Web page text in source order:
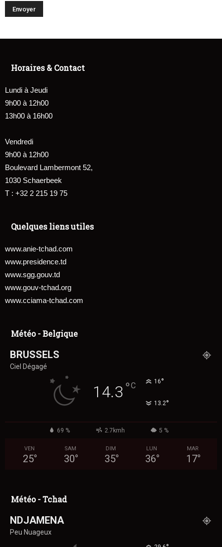
Horaires & Contact
Lundi à Jeudi
9h00 à 12h00
13h00 à 16h00
Vendredi
9h00 à 12h00
Boulevard Lambermont 52,
1030 Schaerbeek
T : +32 2 215 19 75
Quelques liens utiles
www.anie-tchad.com
www.presidence.td
www.sgg.gouv.td
www.gouv-tchad.org
www.cciama-tchad.com
Météo - Belgique
BRUSSELS
Ciel Dégagé
14.3 °C 16°
13.2°
69 % 2.7kmh 5 %
VEN
25°
SAM
30°
DIM
35°
LUN
36°
MAR
17°
Météo - Tchad
NDJAMENA
Peu Nuageux